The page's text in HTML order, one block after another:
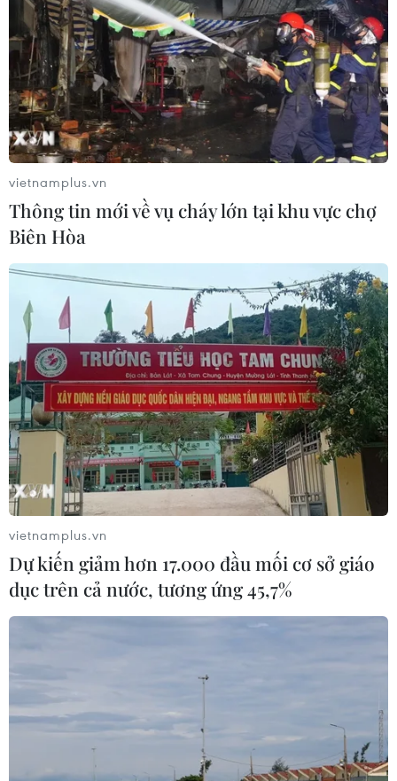
Động đất tại Philippines: Ghi nhận sóng
thần cao 1,4m
08/06/2026 05:34
Trung tâm Cảnh báo sóng thần Thái Bình Dương cho
biết sóng thần cao tới 3m có thể xảy ra ở một số bờ biển
của Philippines, và sóng thần cao 1m được dự báo ở
một số bờ biển của Indonesia và Malaysia.
Động đất có độ lớn 8,1 ngoài khơi
vietnamplus.vn
Thông tin mới về vụ cháy lớn tại khu vực chợ
Biên Hòa
vietnamplus.vn
Dự kiến giảm hơn 17.000 đầu mối cơ sở giáo
dục trên cả nước, tương ứng 45,7%